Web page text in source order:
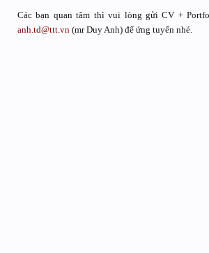
Các bạn quan tâm thì vui lòng gửi CV +
anh.td@ttt.vn (mr Duy Anh) để ứng tuyển nhé.